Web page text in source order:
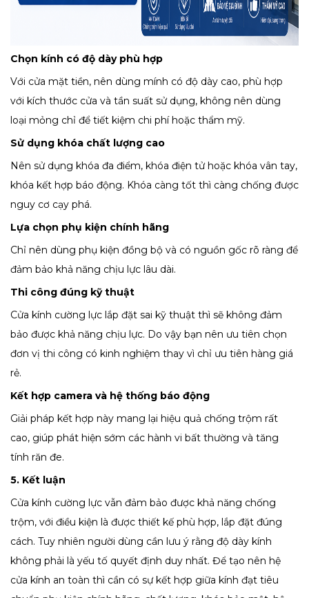
Chọn kính có độ dày phù hợp
Với cửa mặt tiền, nên dùng mính có độ dày cao, phù hợp
với kích thước cửa và tần suất sử dụng, không nên dùng
loại mỏng chỉ để tiết kiệm chi phí hoặc thẩm mỹ.
Sử dụng khóa chất lượng cao
Nên sử dụng khóa đa điểm, khóa điện tử hoặc khóa vân tay,
khóa kết hợp báo động. Khóa càng tốt thì càng chống được
nguy cơ cạy phá.
Lựa chọn phụ kiện chính hãng
Chỉ nên dùng phụ kiện đồng bộ và có nguồn gốc rõ ràng để
đảm bảo khả năng chịu lực lâu dài.
Thi công đúng kỹ thuật
Cửa kính cường lực lắp đặt sai kỹ thuật thì sẽ không đảm
bảo được khả năng chịu lực. Do vậy bạn nên ưu tiên chọn
đơn vị thi công có kinh nghiệm thay vì chỉ ưu tiên hàng giá
rẻ.
Kết hợp camera và hệ thống báo động
Giải pháp kết hợp này mang lại hiệu quả chống trộm rất
cao, giúp phát hiện sớm các hành vi bất thường và tăng
tính răn đe.
5. Kết luận
Cửa kính cường lực vẫn đảm bảo được khả năng chống
trộm, với điều kiện là được thiết kế phù hợp, lắp đặt đúng
cách. Tuy nhiên người dùng cần lưu ý rằng độ dày kính
không phải là yếu tố quyết định duy nhất. Để tạo nên hệ
cửa kính an toàn thì cần có sự kết hợp giữa kính đạt tiêu